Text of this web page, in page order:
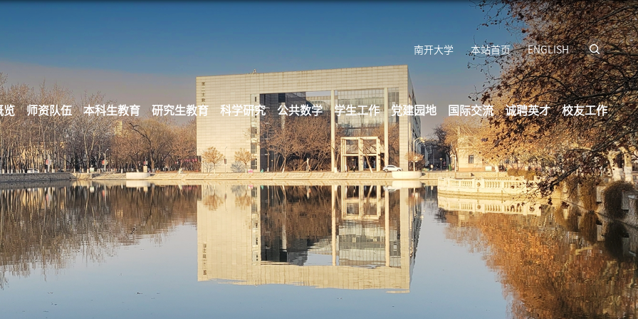
南开大学 本站首页 ENGLISH
览 师资队伍 本科生教育 研究生教育 科学研究 公共数学 学生工作 党建园地 国际交流 诚聘英才 校友工作